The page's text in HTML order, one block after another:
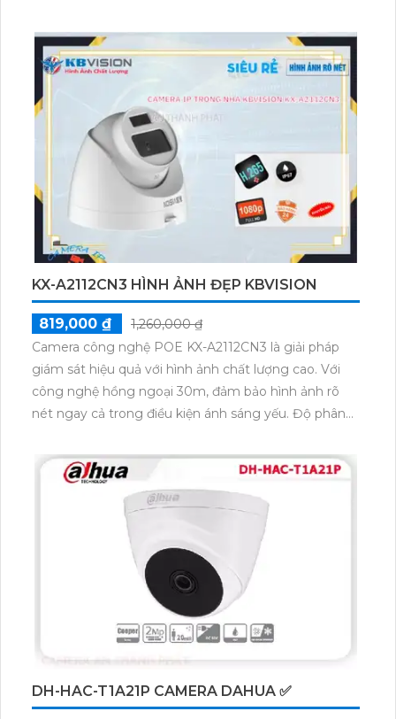
có khả năng hiển thị màu ban đêm với chất lượng
hình ảnh Full Color 20m, tạo ra ánh sáng tương tự
ban ngày. Sản phẩm này đặc biệt phù hợp cho gia
đình, với thiết kế Dome Plastic trang nhã. Camera IP
POE này cũng dễ dàng nâng cấp hệ thống camera
hiện có và tích hợp khả năng báo động chuyển động
thông minh.
KX-A2112CN3 HÌNH ẢNH ĐẸP KBVISION
819,000 ₫
1,260,000 ₫
Camera công nghệ POE KX-A2112CN3 là giải pháp
giám sát hiệu quả với hình ảnh chất lượng cao. Với
công nghệ hồng ngoại 30m, đảm bảo hình ảnh rõ
nét ngay cả trong điều kiện ánh sáng yếu. Độ phân
tiết. Đặc biệt, thiết kế IP POE giúp dễ dàng giám sát
trên điện thoại nhanh chóng. Sản phẩm được thiết kế
đẹp, phù hợp cho căn hộ, nhà phố. Dome Plastic
mang lại tính thẩm mỹ cao. Công nghệ nén hình
H.265+ giúp truyền tải hình ảnh nhanh chóng với
dung lượng thấp, tiết kiệm băng thông. Camera
cũng hỗ trợ khả năng ghi hình chất lượng cao, đảm
DH-HAC-T1A21P CAMERA DAHUA ✅